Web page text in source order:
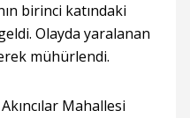
birinci katındaki
Olayda yaralanan
mühürlendi.
Mahallesi